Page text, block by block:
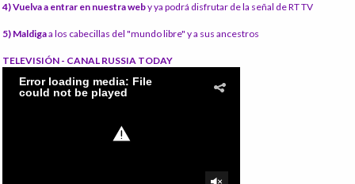
4) Vuelva a entrar en nuestra weby ya podrá disfrutar de la señal de RT TV
5) Maldigaa los cabecillas del "mundo libre" y a sus ancestros
TELEVISIÓN - CANAL RUSSIA TODAY